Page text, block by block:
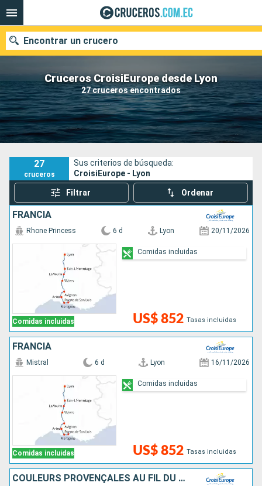
Cruceros CroisiEurope desde Lyon
27 cruceros encontrados
Encontrar un crucero
Nuestros destinos
Fecha de salida
Puertos
Buscar
27
cruceros
Sus criterios de búsqueda:
CroisiEurope - Lyon
Filtrar Ordenar
FRANCIA
Comidas incluidas
Rhone Princess 6 d Lyon 20/11/2026
US$ 852 Tasas incluidas
Comidas incluidas
FRANCIA
Comidas incluidas
Mistral 6 d Lyon 16/11/2026
US$ 852 Tasas incluidas
Comidas incluidas
COULEURS PROVENÇALES AU FIL DU RHÔNE